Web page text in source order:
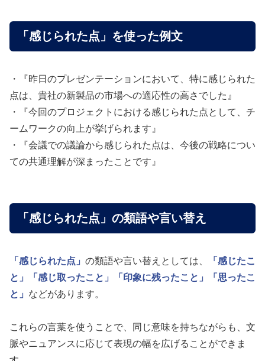
「感じられた点」を使った例文
・『昨日のプレゼンテーションにおいて、特に感じられた
点は、貴社の新製品の市場への適応性の高さでした』
・『今回のプロジェクトにおける感じられた点として、チ
ームワークの向上が挙げられます』
・『会議での議論から感じられた点は、今後の戦略につい
ての共通理解が深まったことです』
「感じられた点」の類語や言い替え
「感じられた点」 の類語や言い替えとしては、
「感じたこ
と」
「感じ取ったこと」 「印象に残ったこと」
「思ったこ
と」 などがあります。
これらの言葉を使うことで、同じ意味を持ちながらも、文
脈やニュアンスに応じて表現の幅を広げることができま